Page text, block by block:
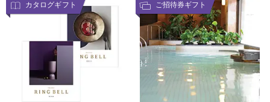
カタログギフト ご招待券ギフト